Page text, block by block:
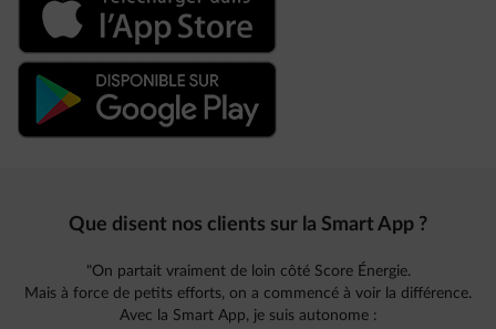
Que disent nos clients sur la Smart App ?
"On partait vraiment de loin côté Score Énergie.
Mais à force de petits efforts, on a commencé à voir la différence.
Avec la Smart App, je suis autonome :